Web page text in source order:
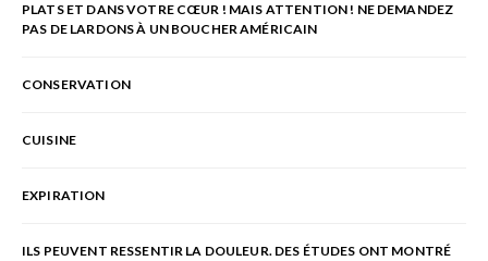
PLATS ET DANS VOTRE CŒUR ! MAIS ATTENTION ! NE DEMANDEZ
PAS DE LARDONS À UN BOUCHER AMÉRICAIN
CONSERVATION
CUISINE
EXPIRATION
ILS PEUVENT RESSENTIR LA DOULEUR. DES ÉTUDES ONT MONTRÉ